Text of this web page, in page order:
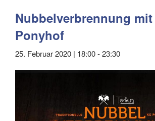
Nubbelverbrennung mit
Ponyhof
25. Februar 2020 | 18:00-23:30